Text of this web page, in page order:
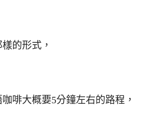
的形式，
啡大概要5分鐘左右的路程，